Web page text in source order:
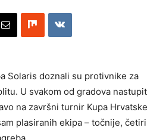
Solaris doznali su protivnike za
U svakom od gradova nastupit
na završni turnir Kupa Hrvatske
plasiranih ekipa – točnije, četiri